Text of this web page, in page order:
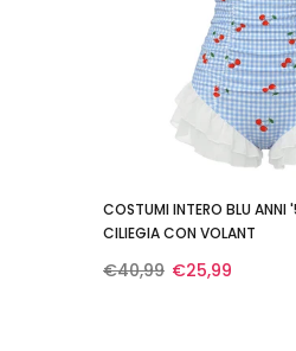
COSTUMI INTERO BLU ANNI
CILIEGIA CON VOLANT
€40,99 €25,99